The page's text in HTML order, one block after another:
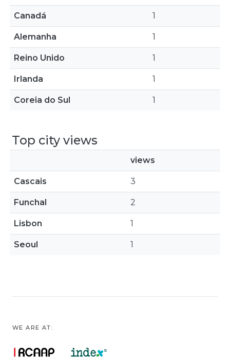
Canadá 1
Alemanha 1
Reino Unido 1
Irlanda 1
Coreia do Sul 1
Top city views
views
Cascais 3
Funchal 2
Lisbon 1
Seoul 1
WE ARE AT: